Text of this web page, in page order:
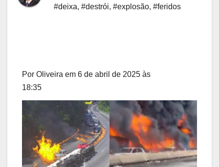
#deixa, #destrói, #explosão, #feridos
Por Oliveira em 6 de abril de 2025 às
18:35